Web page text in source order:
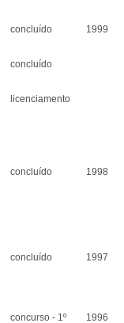
concluído 1999
concluído
licenciamento
concluído 1998
concluído 1997
concurso - 1º
1996